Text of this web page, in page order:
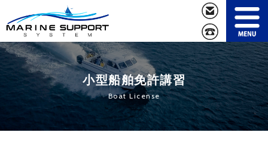
OurService
サービス案内
Boat Sales
船舶販売
船舶パーツ販売
Boat License
小型船舶免許講習
Company
小型船舶免許講習
Boat License